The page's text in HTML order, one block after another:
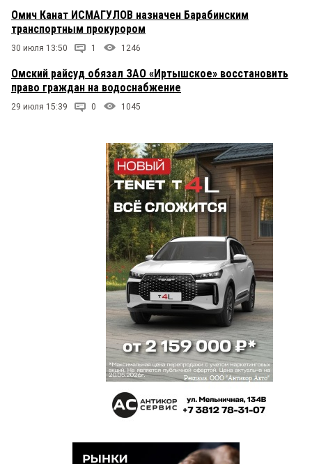
Омич Канат ИСМАГУЛОВ назначен Барабинским
транспортным прокурором
30 июля 13:50 1 1246
Омский райсуд обязал ЗАО «Иртышское» восстановить
право граждан на водоснабжение
29 июля 15:39 0 1045